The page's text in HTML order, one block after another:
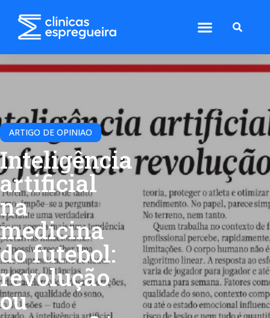
ARTIGO DE OPINIAO
Inteligência
artificial
na
medicina
do futebol:
revolução
ou